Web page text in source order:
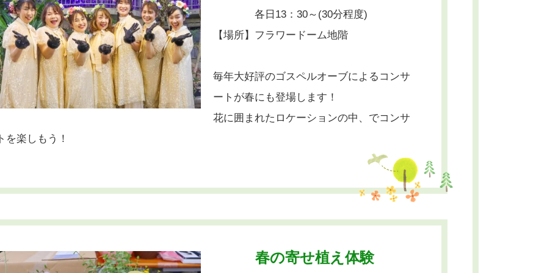
各日13：30～(30分程度)
【場所】フラワードーム地階
毎年大好評のゴスペルオーブによるコンサ
ートが春にも登場します！
花に囲まれたロケーションの中、でコンサ
を楽しもう！
春の寄せ植え体験